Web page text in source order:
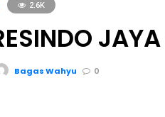
2.6K
Bagas Wahyu 0